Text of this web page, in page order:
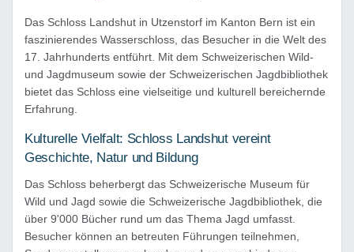
Das Schloss Landshut in Utzenstorf im Kanton Bern ist ein
faszinierendes Wasserschloss, das Besucher in die Welt des
17. Jahrhunderts entführt. Mit dem Schweizerischen Wild-
und Jagdmuseum sowie der Schweizerischen Jagdbibliothek
bietet das Schloss eine vielseitige und kulturell bereichernde
Erfahrung.
Kulturelle Vielfalt: Schloss Landshut vereint
Geschichte, Natur und Bildung
Das Schloss beherbergt das Schweizerische Museum für
Wild und Jagd sowie die Schweizerische Jagdbibliothek, die
über 9'000 Bücher rund um das Thema Jagd umfasst.
Besucher können an betreuten Führungen teilnehmen,